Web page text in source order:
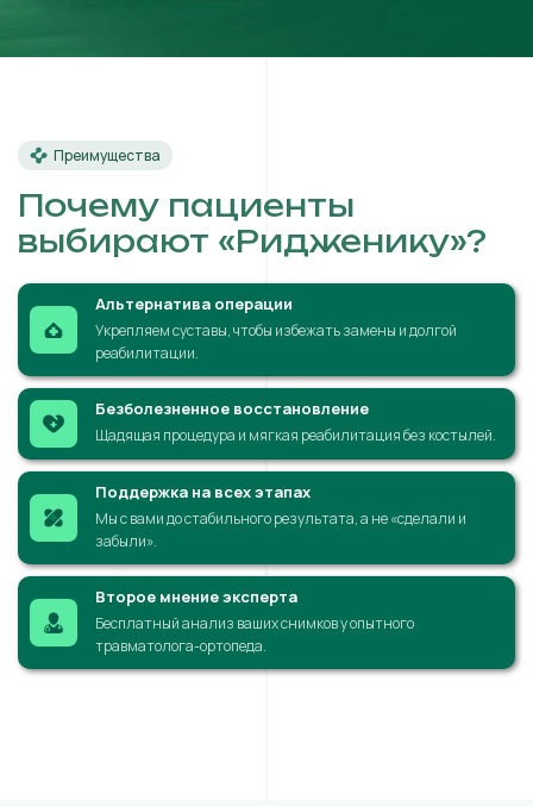
Преимущества
Почему пациенты
выбирают «Ридженику»?
Альтернатива операции
Укрепляем суставы, чтобы избежать замены и долгой
реабилитации.
Безболезненное восстановление
Щадящая процедура и мягкая реабилитация без костылей.
Поддержка на всех этапах
Мы с вами до стабильного результата, а не «сделали и
забыли».
Второе мнение эксперта
Бесплатный анализ ваших снимков у опытного
травматолога-ортопеда.